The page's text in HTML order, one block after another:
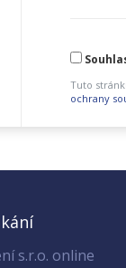
Tuto
ochrany
s.r.o. online